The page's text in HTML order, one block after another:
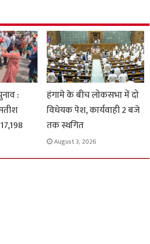
:
हंगामे के बीच लोकसभा में दो
विधेयक पेश, कार्यवाही 2 बजे
तक स्थगित
August 3, 2026